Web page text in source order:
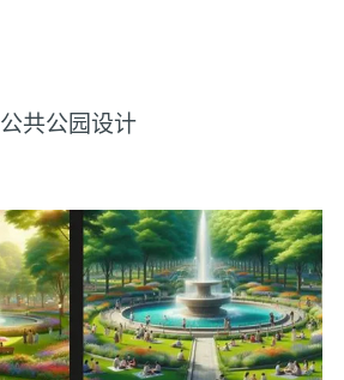
共公园设计